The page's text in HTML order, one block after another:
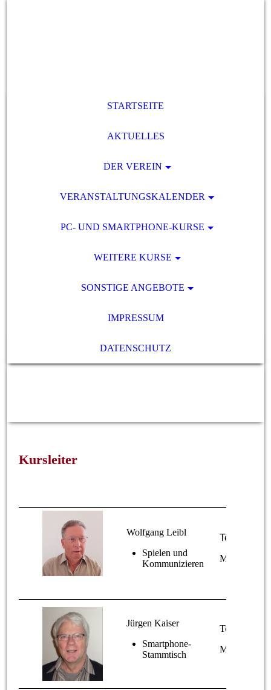
STARTSEITE
AKTUELLES
DER VEREIN
VERANSTALTUNGSKALENDER
PC- UND SMARTPHONE-KURSE
WEITERE KURSE
SONSTIGE ANGEBOTE
IMPRESSUM
DATENSCHUTZ
Kursleiter
Wolfgang Leibl
Spielen und
Kommunizieren
Tel.: 0157
Mail: leibl
Jürgen Kaiser
Smartphone-
Stammtisch
Tel.: 07644 /
M